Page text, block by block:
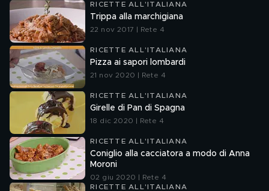
RICETTE ALL'ITALIANA
Trippa alla marchigiana
22 nov 2017 | Rete 4
RICETTE ALL'ITALIANA
Pizza ai sapori lombardi
21 nov 2020 | Rete 4
RICETTE ALL'ITALIANA
Girelle di Pan di Spagna
18 dic 2020 | Rete 4
RICETTE ALL'ITALIANA
Coniglio alla cacciatora a modo di Anna
Moroni
02 giu 2020 | Rete 4
RICETTE ALL'ITALIANA